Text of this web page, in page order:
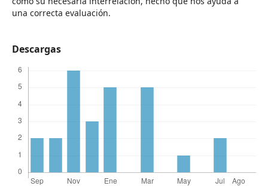
una correcta evaluación.
Descargas